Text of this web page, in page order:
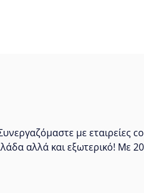
με εταιρείες
αλλά και εξωτερικό! Με